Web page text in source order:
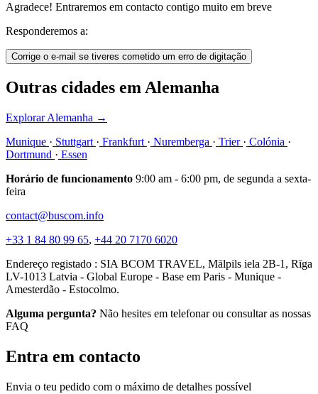
Agradece! Entraremos em contacto contigo muito em breve
Responderemos a:
Corrige o e-mail se tiveres cometido um erro de digitação
Outras cidades em Alemanha
Explorar Alemanha →
Munique · Stuttgart · Frankfurt · Nuremberga · Trier · Colónia ·
Dortmund · Essen
Horário de funcionamento 9:00 am - 6:00 pm, de segunda a sexta-
feira
contact@buscom.info
+33 1 84 80 99 65, +44 20 7170 6020
Endereço registado : SIA BCOM TRAVEL, Mālpils iela 2B-1, Rīga
LV-1013 Latvia - Global Europe - Base em Paris - Munique -
Amesterdão - Estocolmo.
Alguma pergunta? Não hesites em telefonar ou consultar as nossas
FAQ
Entra em contacto
Envia o teu pedido com o máximo de detalhes possível